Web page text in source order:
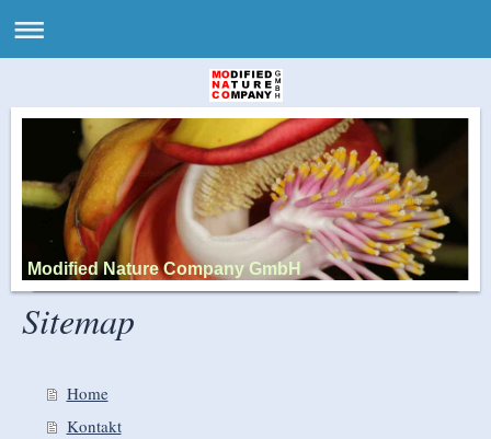
Modified Nature Company GmbH
Sitemap
Home
Kontakt